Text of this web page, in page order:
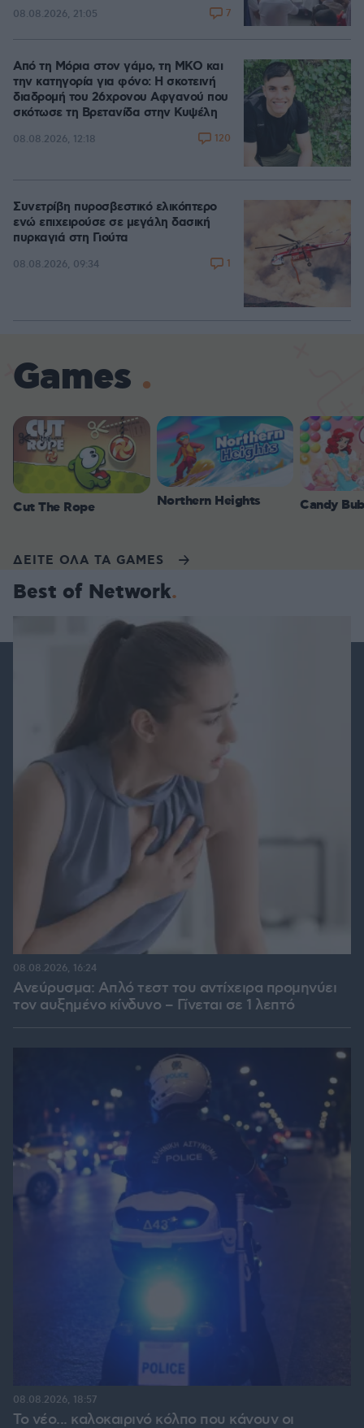
08.08.2026, 21:05 7
Από τη Μόρια στον γάμο, τη ΜΚΟ και
την κατηγορία για φόνο: Η σκοτεινή
διαδρομή του 26χρονου Αφγανού που
σκότωσε τη Βρετανίδα στην Κυψέλη
08.08.2026, 12:18 120
Συνετρίβη πυροσβεστικό ελικόπτερο
ενώ επιχειρούσε σε μεγάλη δασική
πυρκαγιά στη Γιούτα
08.08.2026, 09:34 1
Games
Cut The Rope Northern Heights Candy
ΔΕΙΤΕ ΟΛΑ ΤΑ GAMES
Best of Network
Ανεύρυσμα: Απλό τεστ του αντίχειρα προμηνύει
τον αυξημένο κίνδυνο – Γίνεται σε 1 λεπτό
08.08.2026, 16:24
Το νέο... καλοκαιρινό κόλπο που κάνουν οι
08.08.2026, 18:57